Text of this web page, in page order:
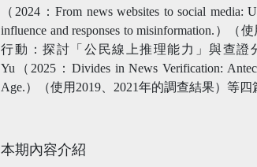
（2024：From news websites to social media:
influence and responses to misinformation.）
行動：探討「公民線上推理能力」與查證
Yu（2025：Divides in News Verification:
Age.）（使用2019、2021年的調查結果）等四
本期內容介紹